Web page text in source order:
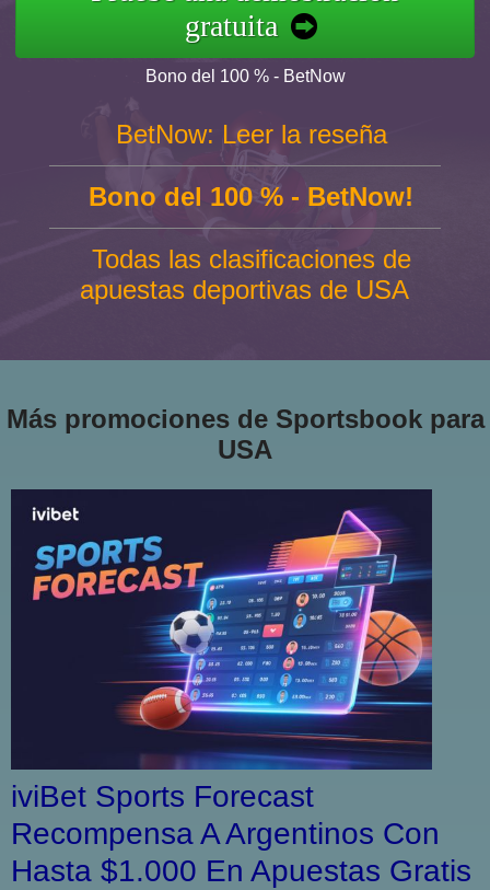
gratuita
Bono del 100 % - BetNow
BetNow: Leer la reseña
Bono del 100 % - BetNow!
Todas las clasificaciones de
apuestas deportivas de USA
Más promociones de Sportsbook para
USA
iviBet Sports Forecast
Recompensa A Argentinos Con
Hasta $1.000 En Apuestas Gratis